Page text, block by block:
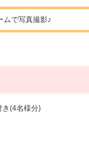
ムで写真撮影♪
き(4名様分)